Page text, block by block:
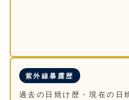
紫外線暴露歴
過去の日焼け歴・現在の日